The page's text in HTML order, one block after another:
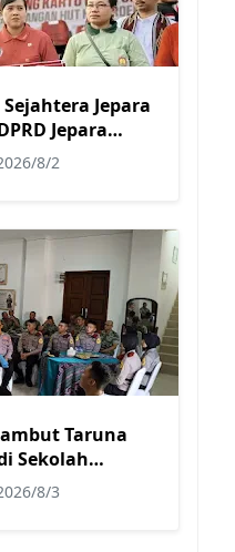
Jepara
Jepara
Guru
8/2
Taruna
Sekolah
8/3